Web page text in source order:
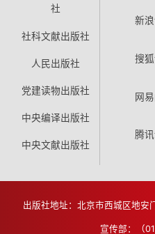
社
社科文献出版社
人民出版社
党建读物出版社
中央编译出版社
中央文献出版社
新
搜
网
腾
出版社地址：北京市西城区地
宣传部：（